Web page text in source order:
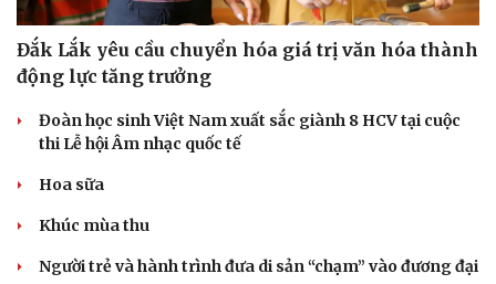
Nam khoa
Làm đẹp - giảm cân
Phòng mạch online
Ăn sạch sống khỏe
Đắk Lắk yêu cầu chuyển hóa giá trị văn hóa thành
động lực tăng trưởng
Đoàn học sinh Việt Nam xuất sắc giành 8 HCV tại cuộc
thi Lễ hội Âm nhạc quốc tế
Hoa sữa
Khúc mùa thu
Người trẻ và hành trình đưa di sản “chạm” vào đương đại